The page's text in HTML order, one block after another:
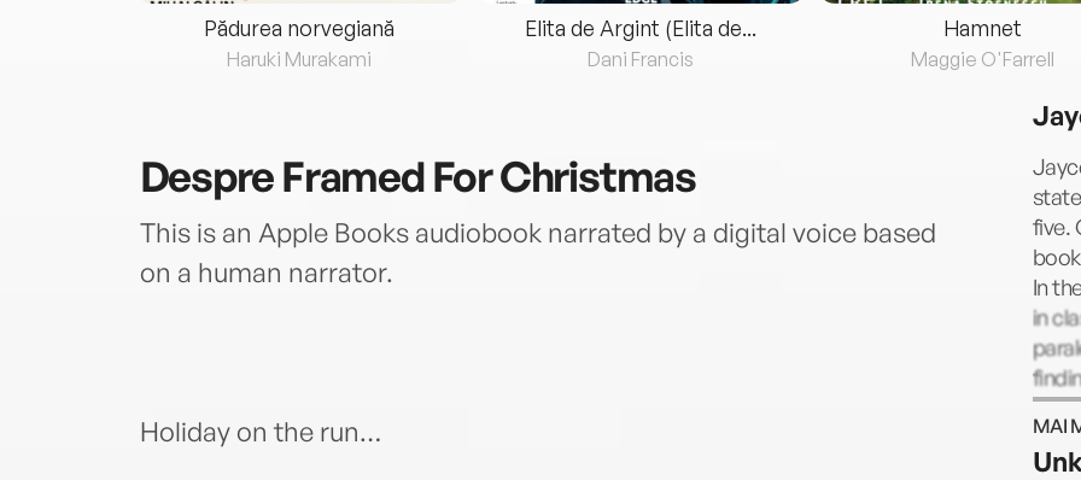
Pădurea norvegiană
Haruki Murakami
Elita de Argint (Elita de...
Dani Francis
Hamnet
Maggie O'Farrell
DespreFramed For Christmas
This is an Apple Books audiobook narrated by a digital voice based
on a human narrator.
Holiday on the run…
five.
In
in
MAI